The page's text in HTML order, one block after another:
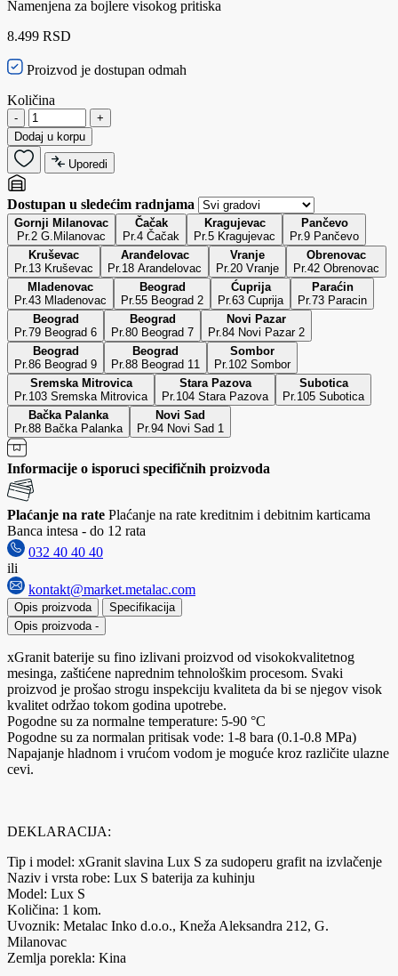
Namenjena za bojlere visokog pritiska
8.499 RSD
Proizvod je dostupan odmah
Količina
-
+
Dodaj u korpu
Uporedi
Dostupan u sledećim radnjama
Gornji Milanovac
Pr.2 G.Milanovac
Čačak
Pr.4 Čačak
Kragujevac
Pr.5 Kragujevac
Pančevo
Pr.9 Pančevo
Kruševac
Pr.13 Kruševac
Aranđelovac
Pr.18 Arandelovac
Vranje
Pr.20 Vranje
Obrenovac
Pr.42 Obrenovac
Mladenovac
Pr.43 Mladenovac
Beograd
Pr.55 Beograd 2
Ćuprija
Pr.63 Cuprija
Paraćin
Pr.73 Paracin
Beograd
Pr.79 Beograd 6
Beograd
Pr.80 Beograd 7
Novi Pazar
Pr.84 Novi Pazar 2
Beograd
Pr.86 Beograd 9
Beograd
Pr.88 Beograd 11
Sombor
Pr.102 Sombor
Sremska Mitrovica
Pr.103 Sremska Mitrovica
Stara Pazova
Pr.104 Stara Pazova
Subotica
Pr.105 Subotica
Bačka Palanka
Pr.88 Bačka Palanka
Novi Sad
Pr.94 Novi Sad 1
Informacije o isporuci specifičnih proizvoda
Plaćanje na rate Plaćanje na rate kreditnim i debitnim karticama
Banca intesa - do 12 rata
032 40 40 40
ili
kontakt@market.metalac.com
Opis proizvoda
Specifikacija
Opis proizvoda -
xGranit baterije su fino izlivani proizvod od visokokvalitetnog
mesinga, zaštićene naprednim tehnološkim procesom. Svaki
proizvod je prošao strogu inspekciju kvaliteta da bi se njegov visok
kvalitet održao tokom godina upotrebe.
Pogodne su za normalne temperature: 5-90 °C
Pogodne su za normalan pritisak vode: 1-8 bara (0.1-0.8 MPa)
Napajanje hladnom i vrućom vodom je moguće kroz različite ulazne
cevi.
DEKLARACIJA:
Tip i model: xGranit slavina Lux S za sudoperu grafit na izvlačenje
Naziv i vrsta robe: Lux S baterija za kuhinju
Model: Lux S
Količina: 1 kom.
Uvoznik: Metalac Inko d.o.o., Kneža Aleksandra 212, G.
Milanovac
Zemlja porekla: Kina